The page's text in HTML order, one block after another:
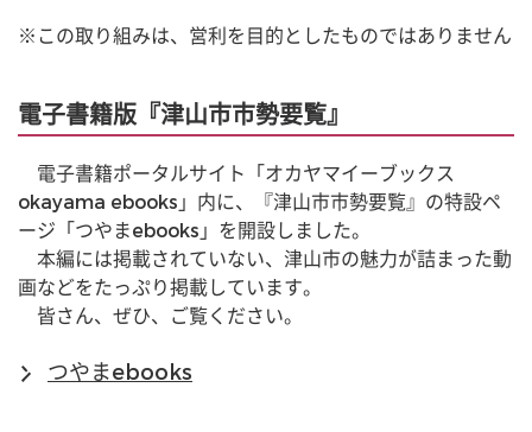
※この取り組みは、営利を目的としたものではありません
電子書籍版『津山市市勢要覧』
電子書籍ポータルサイト「オカヤマイーブックス
okayama ebooks」内に、『津山市市勢要覧』の特設ペ
ージ「つやまebooks」を開設しました。
本編には掲載されていない、津山市の魅力が詰まった動
画などをたっぷり掲載しています。
皆さん、ぜひ、ご覧ください。
つやまebooks